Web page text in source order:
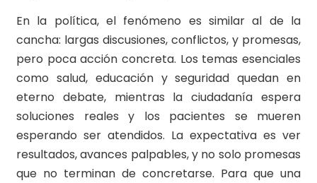
En la política, el fenómeno es similar al de la
cancha: largas discusiones, conflictos, y promesas,
pero poca acción concreta. Los temas esenciales
como salud, educación y seguridad quedan en
eterno debate, mientras la ciudadanía espera
soluciones reales y los pacientes se mueren
esperando ser atendidos. La expectativa es ver
resultados, avances palpables, y no solo promesas
que no terminan de concretarse. Para que una